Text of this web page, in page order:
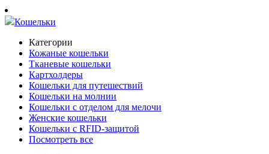
Кошельки
Категории
Кожаные кошельки
Тканевые кошельки
Картхолдеры
Кошельки для путешествий
Кошельки на молнии
Кошельки с отделом для мелочи
Женские кошельки
Кошельки с RFID-защитой
Посмотреть все